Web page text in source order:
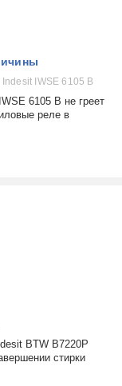
IWSE 6105 B
6105 B не греет
реле в
BTW B7220P
стирки